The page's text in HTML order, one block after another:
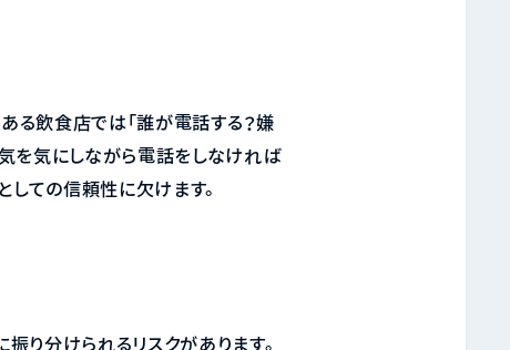
る飲食店では「誰が電話する？嫌
を気にしながら電話をしなければ
しての信頼性に欠けます。
り分けられるリスクがあります。